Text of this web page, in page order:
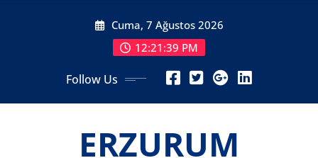
Cuma, 7 Ağustos 2026
12:21:41 PM
Follow Us
ERZURUM